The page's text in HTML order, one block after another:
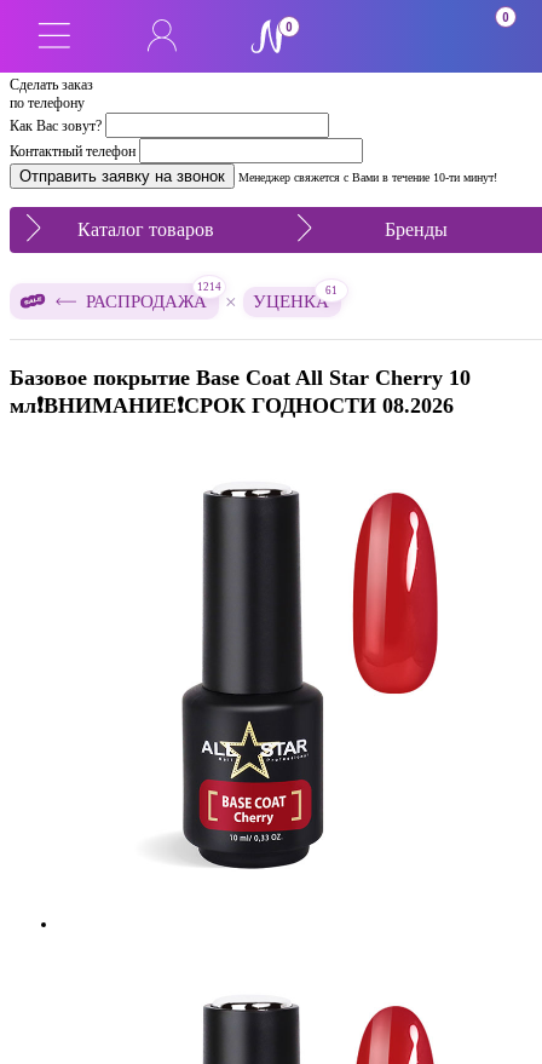
Сделать заказ
по телефону
Как Вас зовут?
Контактный телефон
Менеджер свяжется с Вами в течение 10-ти минут!
0
0
Каталог товаров Бренды
РАСПРОДАЖА
1214
× УЦЕНКА
61
Базовое покрытие Base Coat All Star Cherry 10
мл❗️ВНИМАНИЕ❗️СРОК ГОДНОСТИ 08.2026